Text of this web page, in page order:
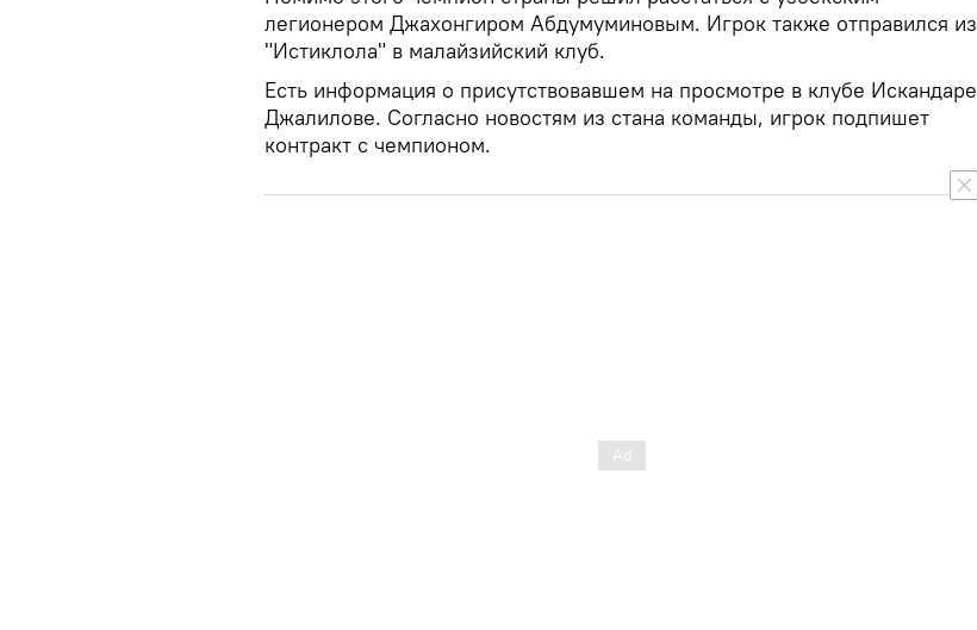
легионером Джахонгиром Абдумуминовым. Игрок также отправился из
"Истиклола" в малайзийский клуб.
Есть информация о присутствовавшем на просмотре в клубе Искандаре
Джалилове. Согласно новостям из стана команды, игрок подпишет
контракт с чемпионом.